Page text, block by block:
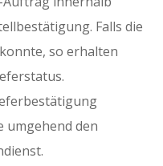
Falls die
so erhalten
umgehend den